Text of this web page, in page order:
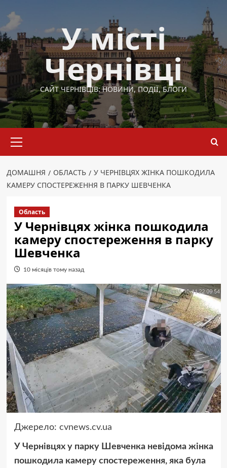
до
вмісту
У місті
Чернівці
САЙТ ЧЕРНІВЦІВ: НОВИНИ, ПОДІЇ, БЛОГИ
меню
ДОМАШНЯ ОБЛАСТЬ
У ЧЕРНІВЦЯХ ЖІНКА ПОШКОДИЛА
КАМЕРУ СПОСТЕРЕЖЕННЯ В ПАРКУ ШЕВЧЕНКА
Область
У Чернівцях жінка пошкодила
камеру спостереження в парку
Шевченка
10 місяців тому назад
Джерело: cvnews.cv.ua
У Чернівцях у парку Шевченка невідома жінка
пошкодила камеру спостереження, яка була